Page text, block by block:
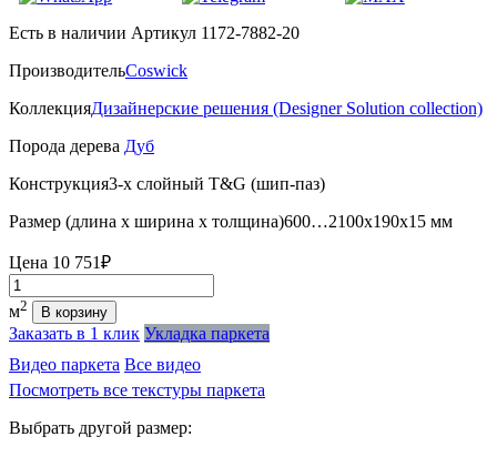
Есть в наличии Артикул 1172-7882-20
ПроизводительCoswick
КоллекцияДизайнерские решения (Designer Solution collection)
Порода дерева Дуб
Конструкция3-х слойный T&G (шип-паз)
Размер (длина х ширина х толщина)600…2100х190х15 мм
Цена 10 751₽
Количество
м2 В корзину
Заказать в 1 клик Укладка паркета
Видео паркета Все видео
Посмотреть все текстуры паркета
Выбрать другой размер: